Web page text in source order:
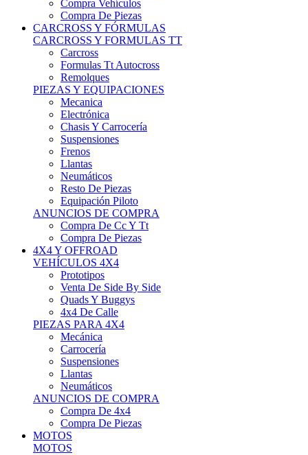
CARCROSS Y FÓRMULAS
CARCROSS Y FORMULAS TT
Carcross
Formulas Tt Autocross
Remolques
PIEZAS Y EQUIPACIONES
Mecanica
Electrónica
Chasis Y Carrocería
Suspensiones
Frenos
Llantas
Neumáticos
Resto De Piezas
Equipación Piloto
ANUNCIOS DE COMPRA
Compra De Cc Y Tt
Compra De Piezas
4X4 Y OFFROAD
VEHÍCULOS 4X4
Prototipos
Venta De Side By Side
Quads Y Buggys
4x4 De Calle
PIEZAS PARA 4X4
Mecánica
Carrocería
Suspensiones
Llantas
Neumáticos
ANUNCIOS DE COMPRA
Compra De 4x4
Compra De Piezas
MOTOS
MOTOS
Motos De Circuito